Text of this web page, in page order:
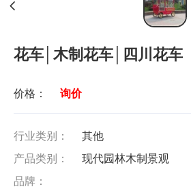
花车│木制花车│四川花车
价格： 询价
行业类别：
其他
产品类别：
现代园林木制景观
品牌：